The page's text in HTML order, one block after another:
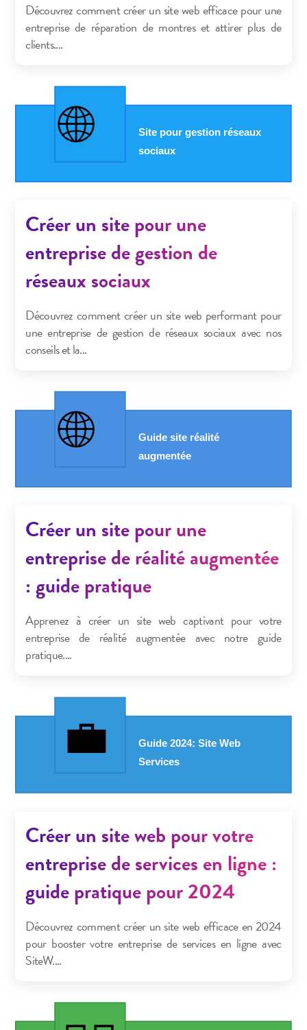
Découvrez comment créer un site web efficace pour une
entreprise de réparation de montres et attirer plus de
clients....
Créer un site pour une
entreprise de gestion de
réseaux sociaux
Découvrez comment créer un site web performant pour
une entreprise de gestion de réseaux sociaux avec nos
conseils et la...
Créer un site pour une
entreprise de réalité augmentée
: guide pratique
Apprenez à créer un site web captivant pour votre
entreprise de réalité augmentée avec notre guide
pratique....
Créer un site web pour votre
entreprise de services en ligne :
guide pratique pour 2024
Découvrez comment créer un site web efficace en 2024
pour booster votre entreprise de services en ligne avec
SiteW....